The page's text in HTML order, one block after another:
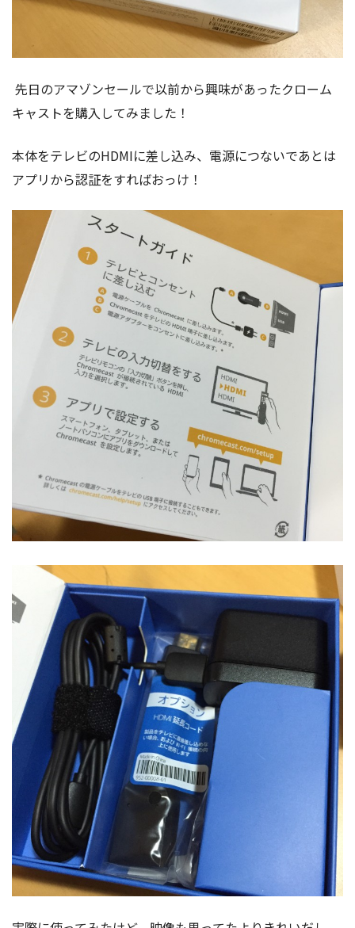
先日のアマゾンセールで以前から興味があったクローム
キャストを購入してみました！
本体をテレビのHDMIに差し込み、電源につないであとは
アプリから認証をすればおっけ！